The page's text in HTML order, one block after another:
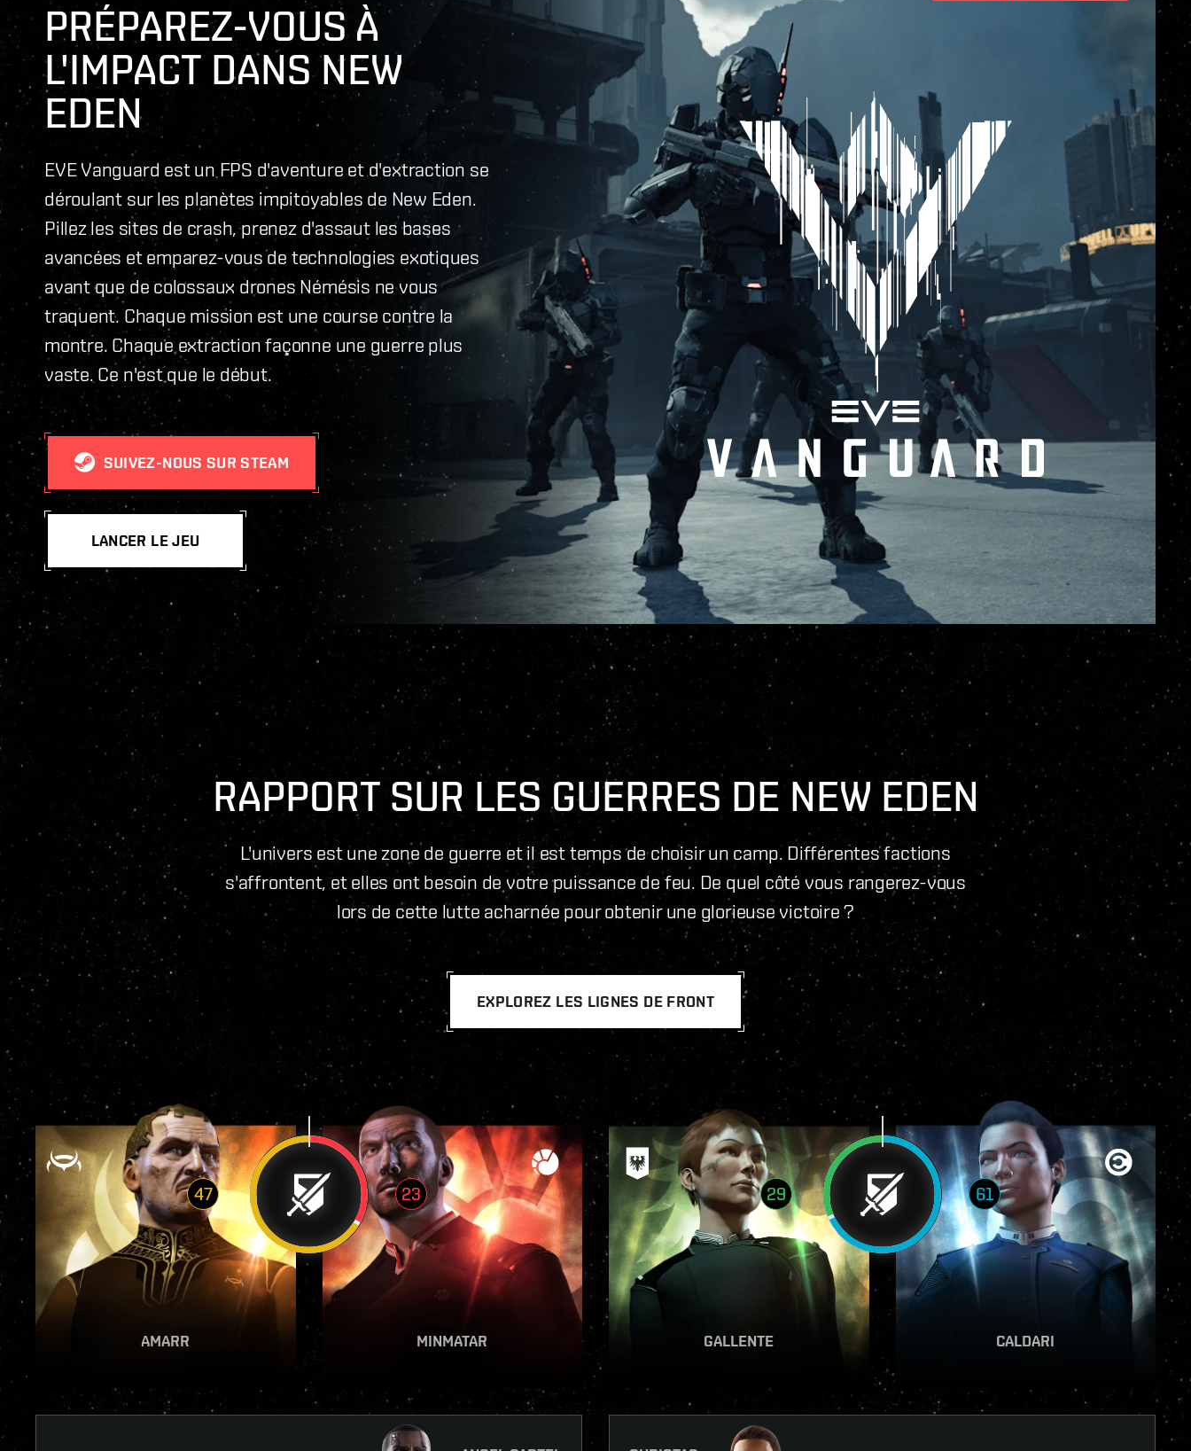
PRÉPAREZ-VOUS À
L'IMPACT DANS NEW
EDEN
EVE Vanguard est un FPS d'aventure et d'extraction se
déroulant sur les planètes impitoyables de New Eden.
Pillez les sites de crash, prenez d'assaut les bases
avancées et emparez-vous de technologies exotiques
avant que de colossaux drones Némésis ne vous
traquent. Chaque mission est une course contre la
montre. Chaque extraction façonne une guerre plus
vaste. Ce n'est que le début.
SUIVEZ-NOUS SUR STEAM
LANCER LE JEU
RAPPORT SUR LES GUERRES DE NEW EDEN
L'univers est une zone de guerre et il est temps de choisir un camp. Différentes factions
s'affrontent, et elles ont besoin de votre puissance de feu. De quel côté vous rangerez-vous
lors de cette lutte acharnée pour obtenir une glorieuse victoire ?
EXPLOREZ LES LIGNES DE FRONT
47 23
VOIR LE RAPPORT
AMARR VOIR LE RAPPORT
MINMATAR VOIR LE RAPPORT
GALLENTE VOIR LE RAPPORT
CALDARI
29 61